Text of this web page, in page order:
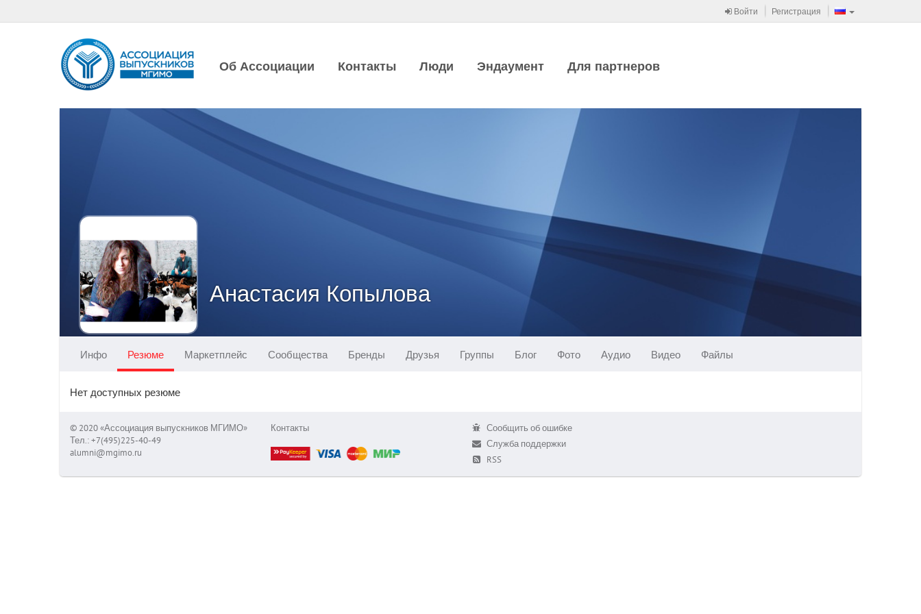
Войти Регистрация
Об Ассоциации Контакты Люди Эндаумент Для партнеров
Анастасия Копылова
Инфо Резюме Маркетплейс Сообщества Бренды Друзья Группы Блог Фото Аудио Видео Файлы
Нет доступных резюме
© 2020 «Ассоциация выпускников МГИМО»
Тел.: +7(495)225-40-49
alumni@mgimo.ru
Контакты
Сообщить об ошибке
Служба поддержки
RSS